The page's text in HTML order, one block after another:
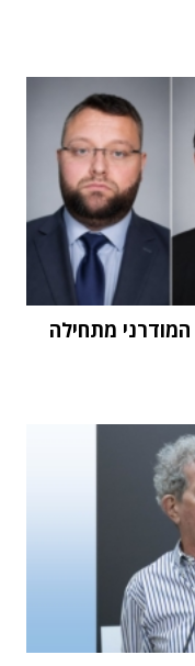
מתחילה